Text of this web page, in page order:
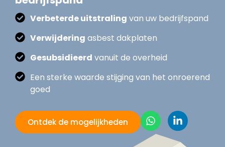
Verbeterde uitstraling van uw bedrijfspand
Verwijdering asbest dakplaten
Gesubsidieerd vanuit de overheid
Een sterke waarde stijging van het onroerend
goed
Ontdek de mogelijkheden